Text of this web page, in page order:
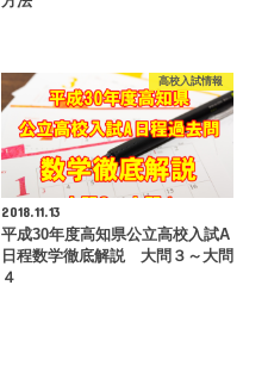
高校入試情報
2018.11.13
平成30年度高知県公立高校入試A
日程数学徹底解説 大問３～大問
４